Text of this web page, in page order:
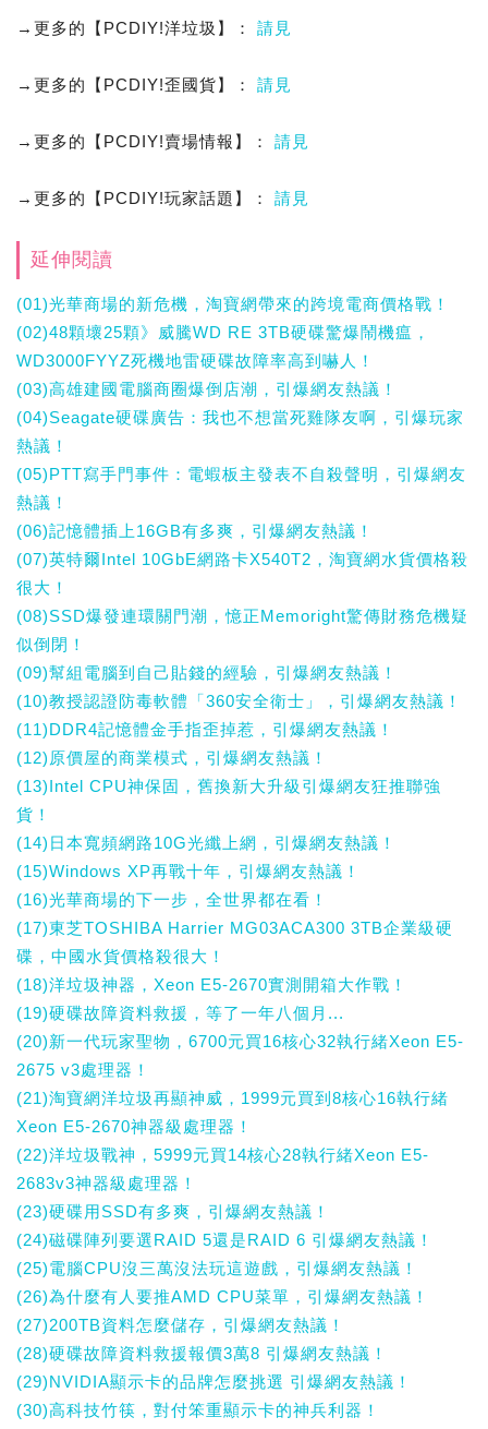
→更多的【PCDIY!洋垃圾】： 請見
→更多的【PCDIY!歪國貨】： 請見
→更多的【PCDIY!賣場情報】： 請見
→更多的【PCDIY!玩家話題】： 請見
延伸閱讀
(01)光華商場的新危機，淘寶網帶來的跨境電商價格戰！
(02)48顆壞25顆》威騰WD RE 3TB硬碟驚爆鬧機瘟，
WD3000FYYZ死機地雷硬碟故障率高到嚇人！
(03)高雄建國電腦商圈爆倒店潮，引爆網友熱議！
(04)Seagate硬碟廣告：我也不想當死雞隊友啊，引爆玩家
熱議！
(05)PTT寫手門事件：電蝦板主發表不自殺聲明，引爆網友
熱議！
(06)記憶體插上16GB有多爽，引爆網友熱議！
(07)英特爾Intel 10GbE網路卡X540T2，淘寶網水貨價格殺
很大！
(08)SSD爆發連環關門潮，憶正Memoright驚傳財務危機疑
似倒閉！
(09)幫組電腦到自己貼錢的經驗，引爆網友熱議！
(10)教授認證防毒軟體「360安全衛士」，引爆網友熱議！
(11)DDR4記憶體金手指歪掉惹，引爆網友熱議！
(12)原價屋的商業模式，引爆網友熱議！
(13)Intel CPU神保固，舊換新大升級引爆網友狂推聯強
貨！
(14)日本寬頻網路10G光纖上網，引爆網友熱議！
(15)Windows XP再戰十年，引爆網友熱議！
(16)光華商場的下一步，全世界都在看！
(17)東芝TOSHIBA Harrier MG03ACA300 3TB企業級硬
碟，中國水貨價格殺很大！
(18)洋垃圾神器，Xeon E5-2670實測開箱大作戰！
(19)硬碟故障資料救援，等了一年八個月...
(20)新一代玩家聖物，6700元買16核心32執行緒Xeon E5-
2675 v3處理器！
(21)淘寶網洋垃圾再顯神威，1999元買到8核心16執行緒
Xeon E5-2670神器級處理器！
(22)洋垃圾戰神，5999元買14核心28執行緒Xeon E5-
2683v3神器級處理器！
(23)硬碟用SSD有多爽，引爆網友熱議！
(24)磁碟陣列要選RAID 5還是RAID 6 引爆網友熱議！
(25)電腦CPU沒三萬沒法玩這遊戲，引爆網友熱議！
(26)為什麼有人要推AMD CPU菜單，引爆網友熱議！
(27)200TB資料怎麼儲存，引爆網友熱議！
(28)硬碟故障資料救援報價3萬8 引爆網友熱議！
(29)NVIDIA顯示卡的品牌怎麼挑選 引爆網友熱議！
(30)高科技竹筷，對付笨重顯示卡的神兵利器！